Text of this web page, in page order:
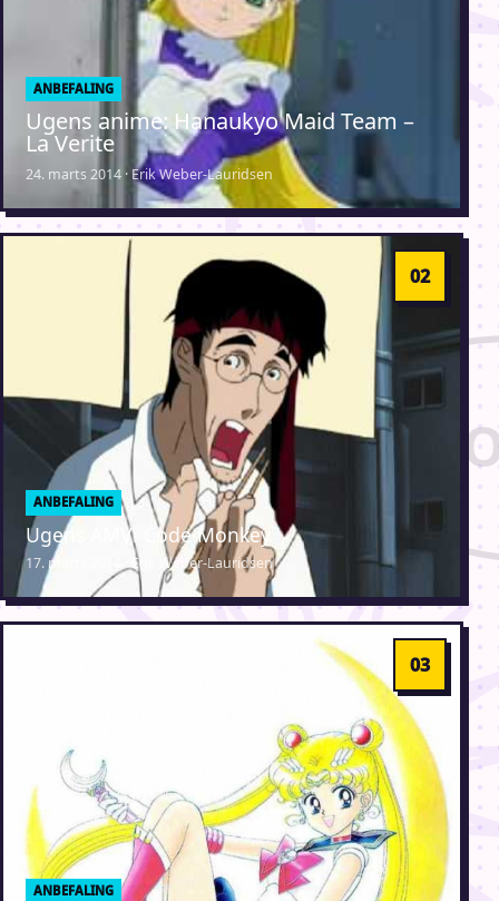
ANBEFALING
Ugens anime: Hanaukyo Maid Team –
La Verite
24. marts 2014 · Erik Weber-Lauridsen
ANBEFALING
Ugens AMV: Code Monkey
17. marts 2014 · Erik Weber-Lauridsen
ANBEFALING